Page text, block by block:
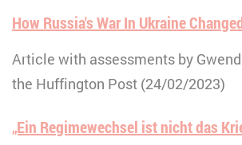
How Russia's War In Ukraine
Article with assessments by
the Huffington Post (24/02/2023)
„Ein Regimewechsel ist nicht das